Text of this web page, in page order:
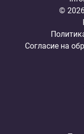
©
Согласие на